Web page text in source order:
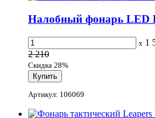
Налобный фонарь LED
x 1
2 210
Скидка 28%
Артикул: 106069